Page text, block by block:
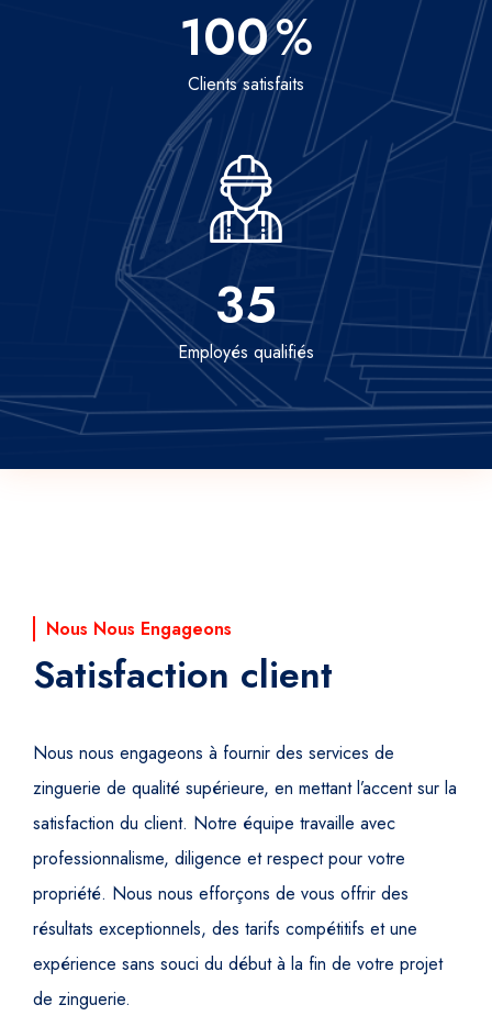
100%
Clients satisfaits
35
Employés qualifiés
Nous Nous Engageons
Satisfaction client
Nous nous engageons à fournir des services de
zinguerie de qualité supérieure, en mettant l’accent sur la
satisfaction du client. Notre équipe travaille avec
professionnalisme, diligence et respect pour votre
propriété. Nous nous efforçons de vous offrir des
résultats exceptionnels, des tarifs compétitifs et une
expérience sans souci du début à la fin de votre projet
de zinguerie.